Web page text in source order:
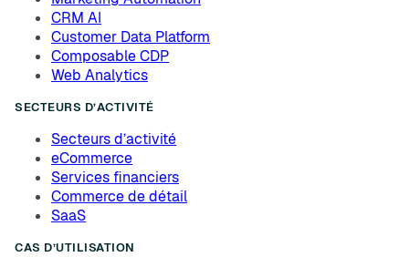
CRM AI
Customer Data Platform
Composable CDP
Web Analytics
SECTEURS D’ACTIVITÉ
Secteurs d’activité
eCommerce
Services financiers
Commerce de détail
SaaS
CAS D’UTILISATION